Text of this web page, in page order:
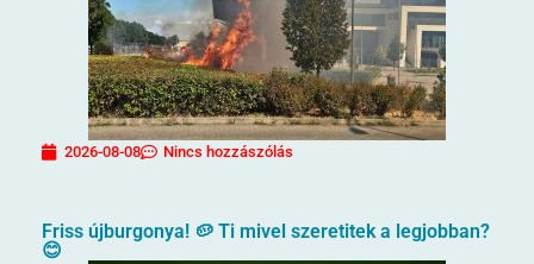
2026-08-08 Nincs hozzászólás
Friss újburgonya! 🥔 Ti mivel szeretitek a legjobban?
😊